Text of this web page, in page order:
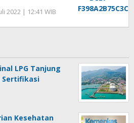
2022 | 12:41 WIB
LPG Tanjung
Sertifikasi
Kesehatan